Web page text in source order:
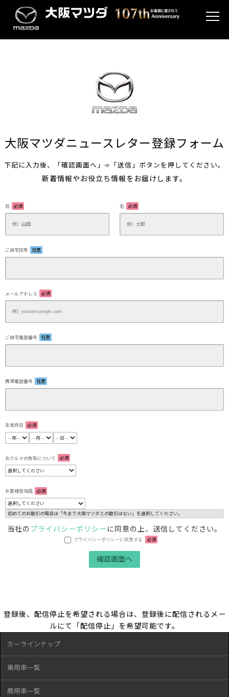
大阪マツダニュースレター登録フォーム
下記に入力後、「確認画面へ」➾「送信」ボタンを押してください。
新着情報やお役立ち情報をお届けします。
氏 必須 名 必須
ご自宅住所 任意
メールアドレス 必須
ご自宅電話番号 任意
携帯電話番号 任意
生年月日 必須
おクルマの所有について 必須
お客様担当店 必須
初めてのお取引の場合は「今まで大阪マツダとの取引はない」を選択してください。
当社の プライバシーポリシー に同意の上、送信してください。
プライバシーポリシーに同意する 必須
登録後、配信停止を希望される場合は、登録後に配信されるメー
ルにて「配信停止」を希望可能です。
カーラインナップ
乗用車一覧
商用車一覧